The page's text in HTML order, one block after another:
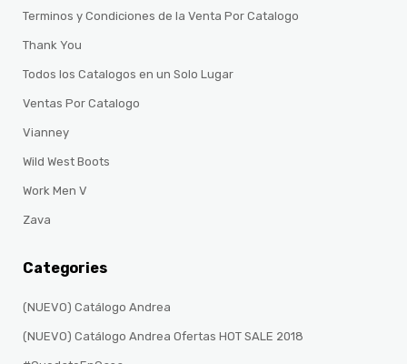
Terminos y Condiciones de la Venta Por Catalogo
Thank You
Todos los Catalogos en un Solo Lugar
Ventas Por Catalogo
Vianney
Wild West Boots
Work Men V
Zava
Categories
(NUEVO) Catálogo Andrea
(NUEVO) Catálogo Andrea Ofertas HOT SALE 2018